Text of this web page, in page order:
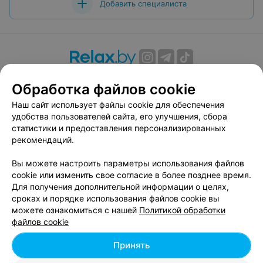
Добавить специалиста
Вакансии
Публичный договор
Способы оплаты
Публичный договор по использованию сервиса
«Афиша»
Пользовательское соглашение
Связаться по вопросам сотрудничества
Написать руководителю relax.by
Персональные настройки cookie
Обработка персональных данных
Обработка файлов cookie
Наш сайт использует файлы cookie для обеспечения
удобства пользователей сайта, его улучшения, сбора
статистики и предоставления персонализированных
рекомендаций.
Вы можете настроить параметры использования файлов
cookie или изменить свое согласие в более позднее время.
Для получения дополнительной информации о целях,
сроках и порядке использования файлов cookie вы
можете ознакомиться с нашей Политикой обработки
файлов cookie
Принять